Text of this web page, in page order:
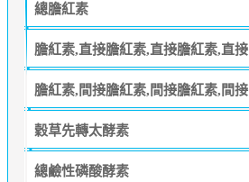
總膽紅素
膽紅素,直接膽紅素,直接膽紅素,直接
膽紅素,間接膽紅素,間接膽紅素,間接
穀草先轉太酵素
總鹼性磷酸酵素